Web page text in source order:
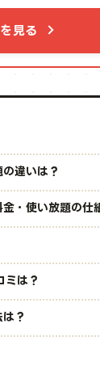
見る
違いは？
・使い放題の仕
は？
？